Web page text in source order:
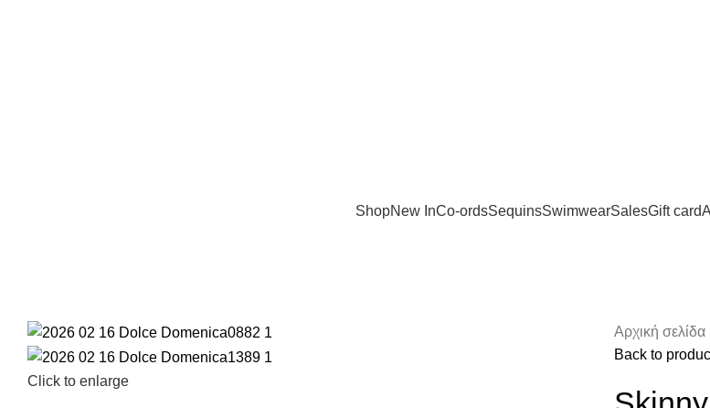
ShopNew InCo-ordsSequinsSwimwearSalesGift card
Click to enlarge
Αρχική σελίδα
Back to